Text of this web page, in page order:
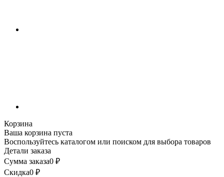
Корзина
Ваша корзина пуста
Воспользуйтесь каталогом или поиском для выбора товаров
Детали заказа
Сумма заказа0 ₽
Скидка0 ₽